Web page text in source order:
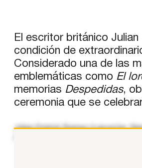
El escritor británico
condición de
Considerado una de las
emblemáticas como El
memorias Despedidas,
ceremonia que se
Julian Patrick Barnes (Leicester,